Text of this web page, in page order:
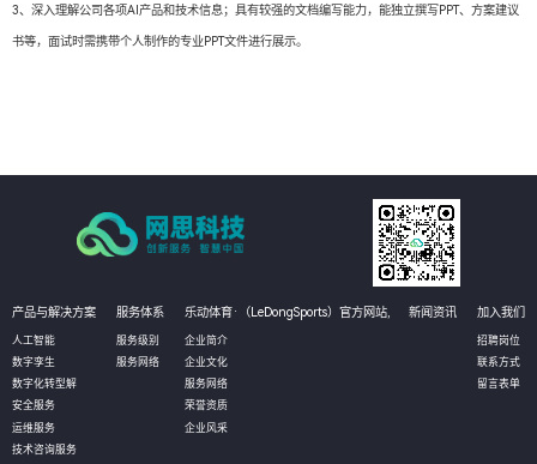
3、深入理解公司各项AI产品和技术信息；具有较强的文档编写能力，能独立撰写PPT、方案建议
书等，面试时需携带个人制作的专业PPT文件进行展示。
产品与解决方案
人工智能
数字孪生
数字化转型解
安全服务
运维服务
技术咨询服务
服务体系
服务级别
服务网络
乐动体育·（LeDongSports）官方网站,
企业简介
企业文化
服务网络
荣誉资质
企业风采
新闻资讯 加入我们
招聘岗位
联系方式
留言表单